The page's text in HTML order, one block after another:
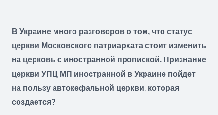
В Украине много разговоров о том, что статус
церкви Московского патриархата стоит изменить
на церковь с иностранной пропиской. Признание
церкви УПЦ МП иностранной в Украине пойдет
на пользу автокефальной церкви, которая
создается?